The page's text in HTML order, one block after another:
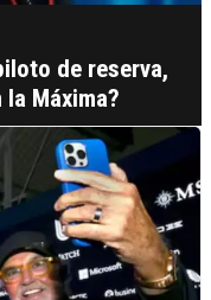
de reserva,
Máxima?